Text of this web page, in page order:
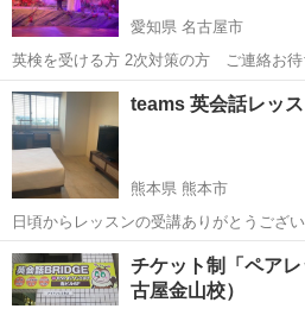
愛知県 名古屋市
英検を受ける方 2次対策の方 ご連絡お待ちして
方は、 10回コースをお勧めさせていただいてます。
分
愛知 名古屋市 英検 レッスン
teams 英会話レッ
熊本県 熊本市
日頃からレッスンの受講ありがとうござ
について、ご連絡です。 【予約可能時間】 ［平日］ Morning
8:00-10:00まで Afternoon
熊本 熊本市 レッスン
チケット制「ペア
古屋金山校）